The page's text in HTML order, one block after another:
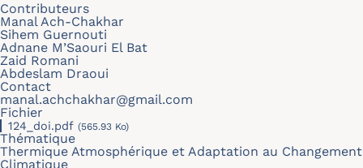
Contributeurs
Manal Ach-Chakhar
Sihem Guernouti
Adnane M’Saouri El Bat
Zaid Romani
Abdeslam Draoui
Contact
manal.achchakhar@gmail.com
Fichier
124_doi.pdf (565.93 Ko)
Thématique
Thermique Atmosphérique et Adaptation au Changement
Climatique